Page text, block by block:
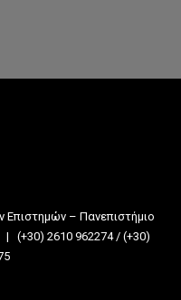
– Πανεπιστήμιο
| (+30) 2610 962274 / (+30)